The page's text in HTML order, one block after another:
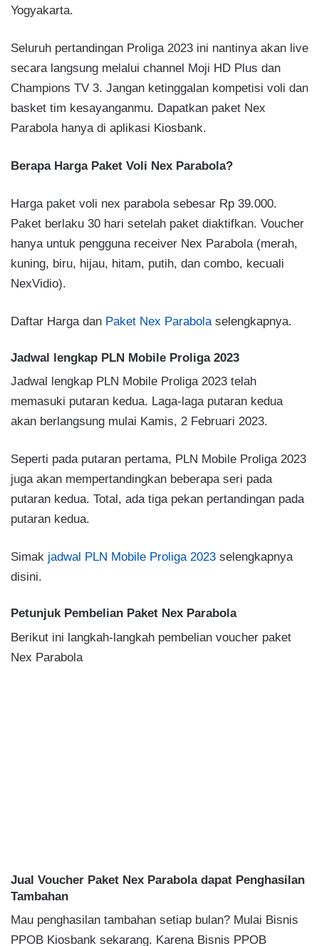
Yogyakarta.
Seluruh pertandingan Proliga 2023 ini nantinya akan live
secara langsung melalui channel Moji HD Plus dan
Champions TV 3. Jangan ketinggalan kompetisi voli dan
basket tim kesayanganmu. Dapatkan paket Nex
Parabola hanya di aplikasi Kiosbank.
Berapa Harga Paket Voli Nex Parabola?
Harga paket voli nex parabola sebesar Rp 39.000.
Paket berlaku 30 hari setelah paket diaktifkan. Voucher
hanya untuk pengguna receiver Nex Parabola (merah,
kuning, biru, hijau, hitam, putih, dan combo, kecuali
NexVidio).
Daftar Harga dan Paket Nex Parabola selengkapnya.
Jadwal lengkap PLN Mobile Proliga 2023
Jadwal lengkap PLN Mobile Proliga 2023 telah
memasuki putaran kedua. Laga-laga putaran kedua
akan berlangsung mulai Kamis, 2 Februari 2023.
Seperti pada putaran pertama, PLN Mobile Proliga 2023
juga akan mempertandingkan beberapa seri pada
putaran kedua. Total, ada tiga pekan pertandingan pada
putaran kedua.
Simak jadwal PLN Mobile Proliga 2023 selengkapnya
disini.
Petunjuk Pembelian Paket Nex Parabola
Berikut ini langkah-langkah pembelian voucher paket
Nex Parabola
Jual Voucher Paket Nex Parabola dapat Penghasilan
Tambahan
Mau penghasilan tambahan setiap bulan? Mulai Bisnis
PPOB Kiosbank sekarang. Karena Bisnis PPOB